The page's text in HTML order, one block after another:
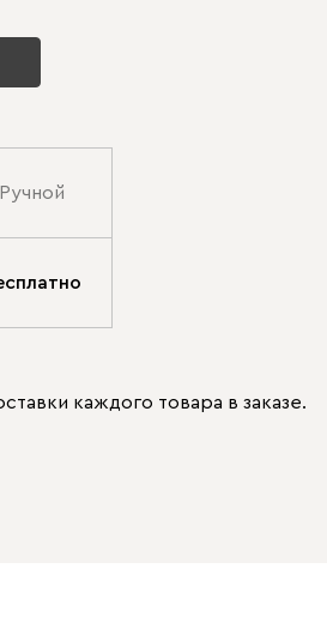
Ручной
каждого товара в заказе.